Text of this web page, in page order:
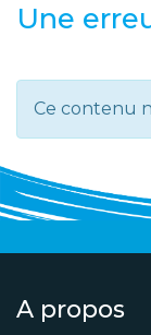
Une
Ce contenu
A propos